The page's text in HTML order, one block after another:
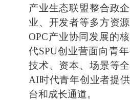
产业生态联盟整合政
业、开发者等多方资
OPC产业协同发展的
代SPU创业营面向青
技术、资本、场景等
AI时代青年创业者提
台和成长通道。